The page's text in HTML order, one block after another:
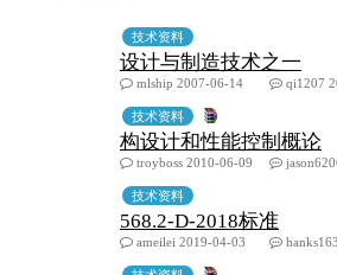
技术资料
设计与制造技术之一
mlship 2007-06-14
qi1207
技术资料
构设计和性能控制概论
troyboss 2010-06-09
技术资料
568.2-D-2018标准
ameilei 2019-04-03